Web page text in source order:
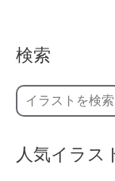
検索
人気イラス